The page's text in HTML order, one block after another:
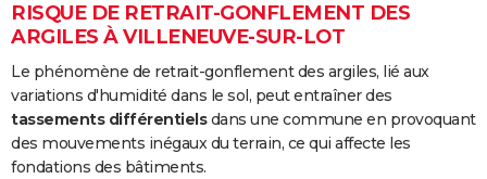
RISQUE DE RETRAIT-GONFLEMENT DES
ARGILES À VILLENEUVE-SUR-LOT
Le phénomène de retrait-gonflement des argiles, lié aux
variations d'humidité dans le sol, peut entraîner des
tassements différentielsdans une commune en provoquant
des mouvements inégaux du terrain, ce qui affecte les
fondations des bâtiments.